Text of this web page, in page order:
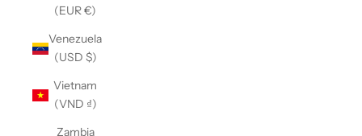
(EUR €)
Venezuela
(USD $)
Vietnam
(VND ₫)
Zambia